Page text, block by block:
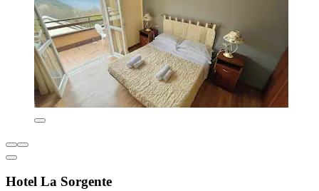
Hotel La Sorgente